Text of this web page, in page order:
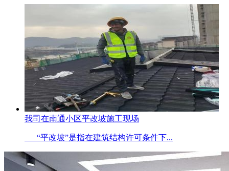
我司在南通小区平改坡施工现场
“平改坡”是指在建筑结构许可条件下...